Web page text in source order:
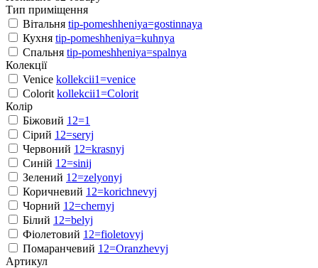
Тип приміщення
Вітальня tip-pomeshheniya=gostinnaya
Кухня tip-pomeshheniya=kuhnya
Спальня tip-pomeshheniya=spalnya
Колекції
Venice kollekcii1=venice
Colorit kollekcii1=Colorit
Колір
Біжовий 12=1
Сірий 12=seryj
Червоний 12=krasnyj
Синій 12=sinij
Зелений 12=zelyonyj
Коричневий 12=korichnevyj
Чорний 12=chernyj
Білий 12=belyj
Фіолетовий 12=fioletovyj
Помаранчевий 12=Oranzhevyj
Артикул